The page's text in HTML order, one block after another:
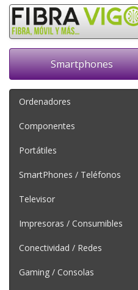
Smartphones
Ordenadores
Componentes
Portátiles
SmartPhones / Teléfonos
Televisor
Impresoras / Consumibles
Conectividad / Redes
Gaming / Consolas